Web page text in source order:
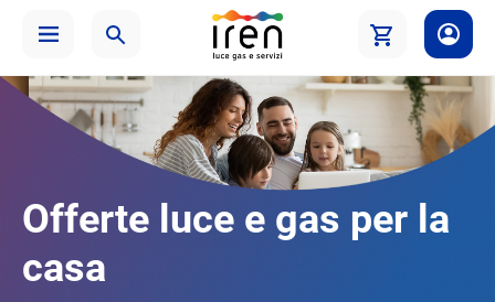
Offerte luce e gas per la
casa